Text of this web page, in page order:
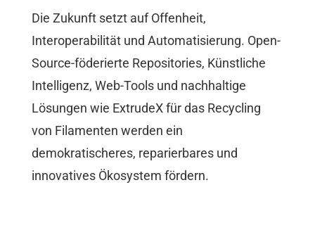
Die Zukunft setzt auf Offenheit,
Interoperabilität und Automatisierung. Open-
Source-föderierte Repositories, Künstliche
Intelligenz, Web-Tools und nachhaltige
Lösungen wie ExtrudeX für das Recycling
von Filamenten werden ein
demokratischeres, reparierbares und
innovatives Ökosystem fördern.